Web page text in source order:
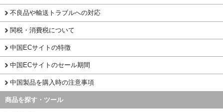
不良品や輸送トラブルへの対応
関税・消費税について
中国ECサイトの特徴
中国ECサイトのセール期間
中国製品を購入時の注意事項
商品を探す・ツール